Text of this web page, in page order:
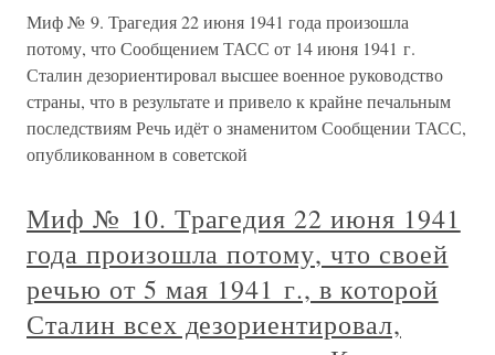
Миф № 9. Трагедия 22 июня 1941 года произошла
потому, что Сообщением ТАСС от 14 июня 1941 г.
Сталин дезориентировал высшее военное руководство
страны, что в результате и привело к крайне печальным
последствиям Речь идёт о знаменитом Сообщении ТАСС,
опубликованном в советской
Миф № 10. Трагедия 22 июня 1941
года произошла потому, что своей
речью от 5 мая 1941 г., в которой
Сталин всех дезориентировал,